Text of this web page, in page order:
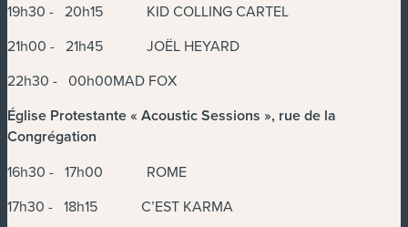
19h30 - 20h15 KID COLLING CARTEL
21h00 - 21h45 JOËL HEYARD
22h30 - 00h00MAD FOX
Église Protestante « Acoustic Sessions », rue de la
Congrégation
16h30 - 17h00 ROME
17h30 - 18h15 C’EST KARMA